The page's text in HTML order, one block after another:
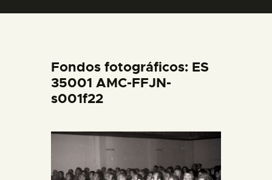
DIDÁCTICA
ESPAÑOL
PREPARAR LA VISITA
ACTIVIDADES
Fondos fotográficos: ES
35001 AMC-FFJN-
s001f22